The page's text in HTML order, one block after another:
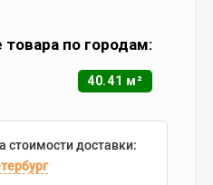
товара по городам:
40.41 м²
стоимости доставки: